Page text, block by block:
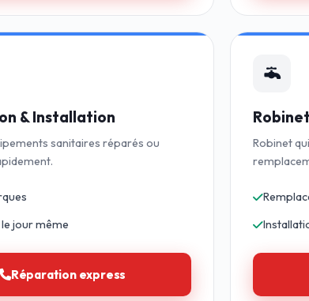
& Installation
sanitaires réparés ou
jour même
Réparation express
Robinet